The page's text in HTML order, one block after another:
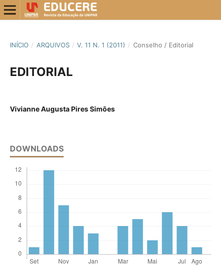
INÍCIO / ARQUIVOS / V. 11 N. 1 (2011) / Conselho / Editorial
EDITORIAL
Vivianne Augusta Pires Simões
DOWNLOADS